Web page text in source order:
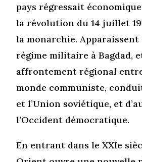
pays régressait
la révolution du 14 juillet
la monarchie.
régime militaire à Bagdad,
affrontement régional
monde communiste,
et l’Union soviétique, et
l’Occident démocratique.
En entrant dans le XXIe